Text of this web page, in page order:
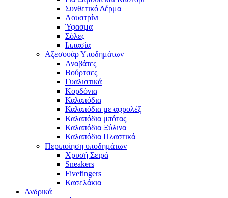
Συνθετικό Δέρμα
Λουστρίνι
Ύφασμα
Σόλες
Ιππασία
Αξεσουάρ Υποδημάτων
Αναβάτες
Βούρτσες
Γυαλιστικά
Κορδόνια
Καλαπόδια
Καλαπόδια με αφρολέξ
Καλαπόδια μπότας
Καλαπόδια Ξύλινα
Καλαπόδια Πλαστικά
Περιποίηση υποδημάτων
Χρυσή Σειρά
Sneakers
Fivefingers
Κασελάκια
Ανδρικά